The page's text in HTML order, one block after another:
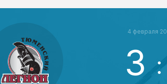
4 февраля
3 :